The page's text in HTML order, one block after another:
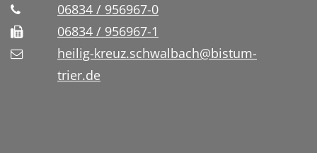
06834 / 956967-0
06834 / 956967-1
heilig-kreuz.schwalbach@bistum-
trier.de